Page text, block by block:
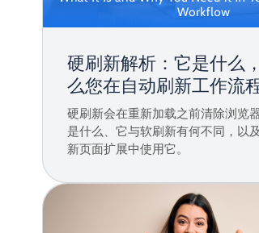
硬刷新解析：它是什么
么您在自动刷新工作流
硬刷新会在重新加载之前清除浏览
是什么、它与软刷新有何不同，以
新页面扩展中使用它。